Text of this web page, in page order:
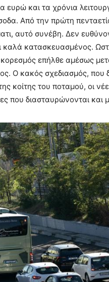
ευρώ και τα χρόνια
Από την πρώτη
αυτό συνέβη. Δεν
καλά κατασκευασμένος.
επήλθε αμέσως
Ο κακός σχεδιασμός, που
κοίτης του ποταμού, οι
που διασταυρώνονται και